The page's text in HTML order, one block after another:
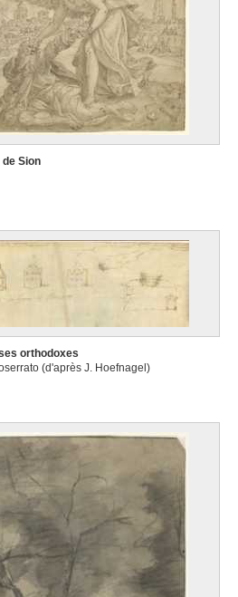
Sion
orthodoxes
(d'après J. Hoefnagel)